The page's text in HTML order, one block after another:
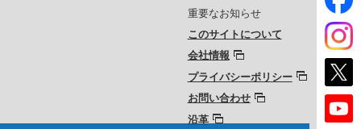
重要なお知らせ
このサイトについて
会社情報
プライバシーポリシー
お問い合わせ
沿革